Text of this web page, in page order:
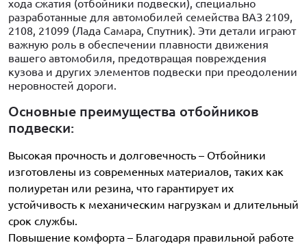
хода сжатия (отбойники подвески), специально
разработанные для автомобилей семейства ВАЗ 2109,
2108, 21099 (Лада Самара, Спутник). Эти детали играют
важную роль в обеспечении плавности движения
вашего автомобиля, предотвращая повреждения
кузова и других элементов подвески при преодолении
неровностей дороги.
Основные преимущества отбойников
подвески:
Высокая прочность и долговечность – Отбойники
изготовлены из современных материалов, таких как
полиуретан или резина, что гарантирует их
устойчивость к механическим нагрузкам и длительный
срок службы.
Повышение комфорта – Благодаря правильной работе